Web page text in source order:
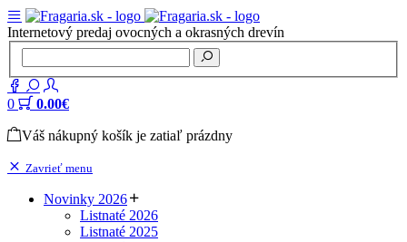
Internetový predaj ovocných a okrasných drevín
0 0.00€
Váš nákupný košík je zatiaľ prázdny
Zavrieť menu
Novinky 2026
Listnaté 2026
Listnaté 2025